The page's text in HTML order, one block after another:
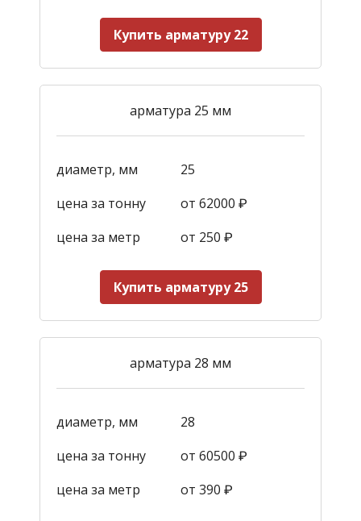
Купить арматуру 22
арматура 25 мм
диаметр, мм
25
цена за тонну
от 62000 ₽
цена за метр
от 250 ₽
Купить арматуру 25
арматура 28 мм
диаметр, мм
28
цена за тонну
от 60500 ₽
цена за метр
от 390 ₽